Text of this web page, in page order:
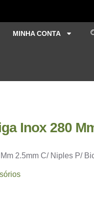
MINHA CONTA
Inox 280
2.5mm C/ Niples P/